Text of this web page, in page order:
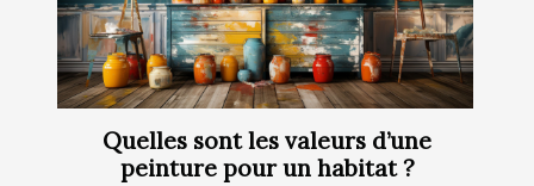
Quelles sont les valeurs d’une
peinture pour un habitat ?